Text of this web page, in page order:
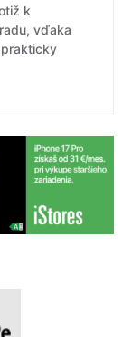
k
vďaka